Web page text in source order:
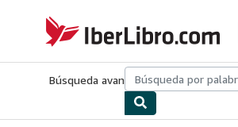
IberLibro.com
Búsqueda avanzadaColecciones